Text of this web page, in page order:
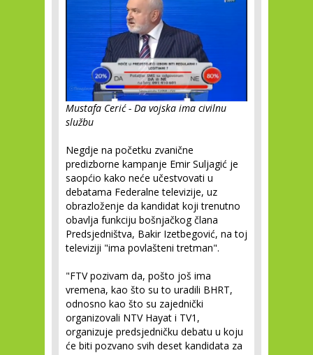
Mustafa Cerić - Da vojska ima civilnu
službu
Negdje na početku zvanične
predizborne kampanje Emir Suljagić je
saopćio kako neće učestvovati u
debatama Federalne televizije, uz
obrazloženje da kandidat koji trenutno
obavlja funkciju bošnjačkog člana
Predsjedništva, Bakir Izetbegović, na toj
televiziji "ima povlašteni tretman".
"FTV pozivam da, pošto još ima
vremena, kao što su to uradili BHRT,
odnosno kao što su zajednički
organizovali NTV Hayat i TV1,
organizuje predsjedničku debatu u koju
će biti pozvano svih deset kandidata za